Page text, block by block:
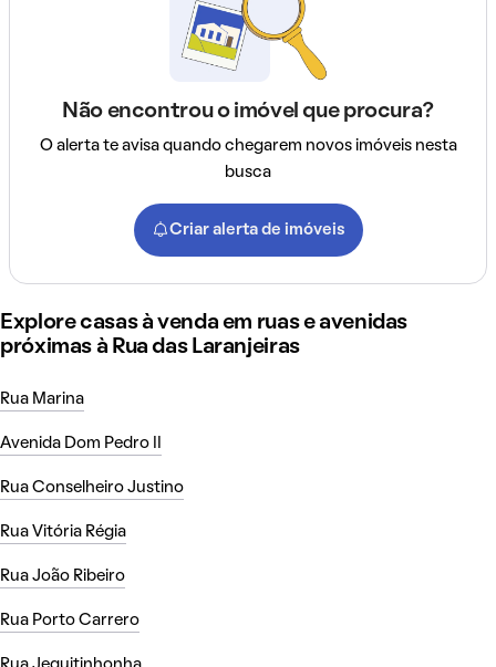
Não encontrou o imóvel que procura?
O alerta te avisa quando chegarem novos imóveis nesta
busca
Criar alerta de imóveis
Explore casas à venda em ruas e avenidas
próximas à Rua das Laranjeiras
Rua Marina
Avenida Dom Pedro II
Rua Conselheiro Justino
Rua Vitória Régia
Rua João Ribeiro
Rua Porto Carrero